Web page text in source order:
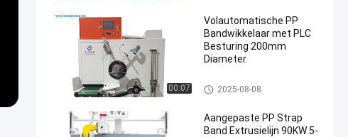
00:07
Volautomatische PP
Bandwikkelaar met PLC
Besturing 200mm
Diameter
PP-bandwieler
2025-08-08
Aangepaste PP Strap
Band Extrusielijn 90KW 5-